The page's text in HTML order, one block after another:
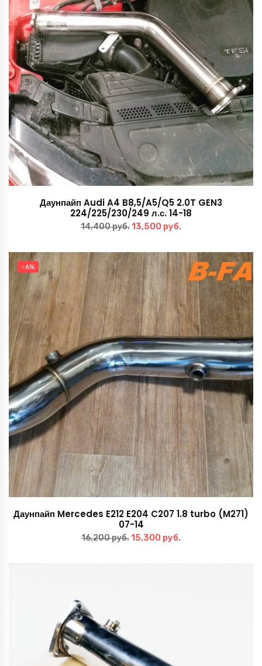
Даунпайп Audi A4 B8,5/A5/Q5 2.0T GEN3
224/225/230/249 л.с. 14-18
14,400руб.Первоначальная
составляла
14,400 руб..
13,500 руб.
13,500 руб..
-6%
Даунпайп Mercedes E212 E204 C207 1.8 turbo (M271)
07-14
16,200руб.Первоначальная
15,300 руб.